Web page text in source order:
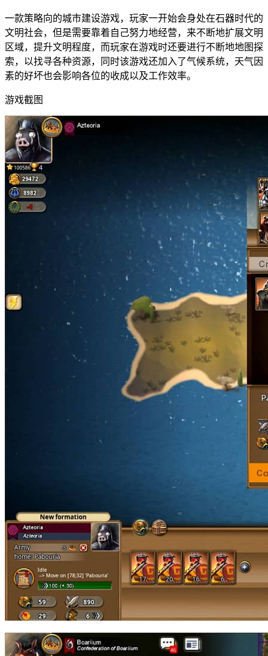
一款策略向的城市建设游戏，玩家一开始会身处在石器时代的
文明社会，但是需要靠着自己努力地经营，来不断地扩展文明
区域，提升文明程度，而玩家在游戏时还要进行不断地地图探
索，以找寻各种资源，同时该游戏还加入了气候系统，天气因
素的好坏也会影响各位的收成以及工作效率。
游戏截图